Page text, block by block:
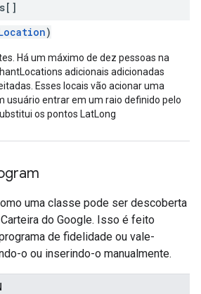
)
Há um máximo de dez pessoas na
adicionais adicionadas
Esses locais vão acionar uma
usuário entrar em um raio definido pelo
os pontos LatLong
uma classe pode ser descoberta
do Google. Isso é feito
de fidelidade ou vale-
o ou inserindo-o manualmente.